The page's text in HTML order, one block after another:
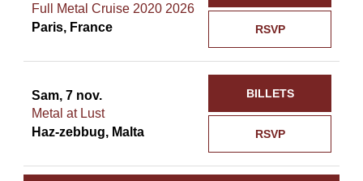
Full Metal Cruise 2020 2026
Paris, France
RSVP
Sam, 7 nov.
Metal at Lust
Haz-zebbug, Malta
RSVP
BILLETS